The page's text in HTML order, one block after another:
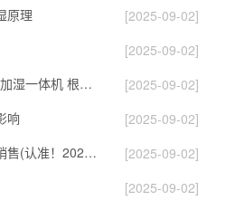
原理
[2025-09-02]
[2025-09-02]
IDC机房恒湿机，IDC机房除湿加湿一体机 根据现场要求给出解决方案
[2025-09-02]
响
[2025-09-02]
菏泽提供转轮式空气处理机组销售(认准！2023已更新)
[2025-09-02]
[2025-09-02]